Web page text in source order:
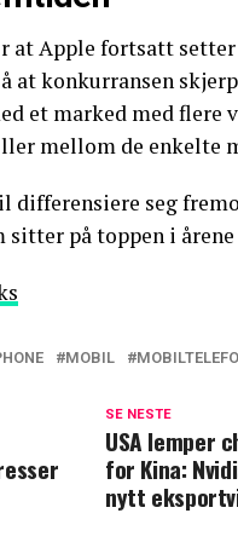
at Apple fortsatt
at konkurransen
et marked med flere
mellom de enkelte
differensiere seg
sitter på toppen i
MOBIL
SE NESTE
USA lemper
for Kina:
nytt